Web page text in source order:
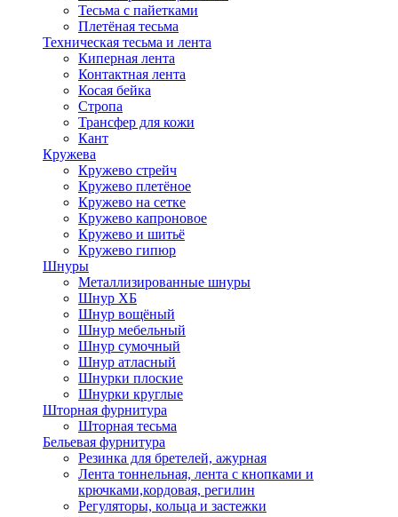
Тесьма с пайетками
Плетёная тесьма
Техническая тесьма и лента
Киперная лента
Контактная лента
Косая бейка
Стропа
Трансфер для кожи
Кант
Кружева
Кружево стрейч
Кружево плетёное
Кружево на сетке
Кружево капроновое
Кружево и шитьё
Кружево гипюр
Шнуры
Металлизированные шнуры
Шнур ХБ
Шнур вощёный
Шнур мебельный
Шнур сумочный
Шнур атласный
Шнурки плоские
Шнурки круглые
Шторная фурнитура
Шторная тесьма
Бельевая фурнитура
Резинка для бретелей, ажурная
Лента тоннельная, лента с кнопками и
крючками,кордовая, регилин
Регуляторы, кольца и застежки